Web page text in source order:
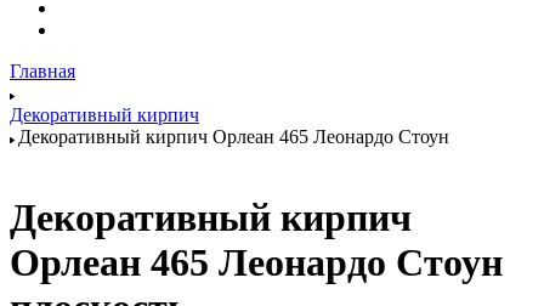
Главная
Декоративный кирпич
Декоративный кирпич Орлеан 465 Леонардо Стоун
Декоративный кирпич
Орлеан 465 Леонардо Стоун